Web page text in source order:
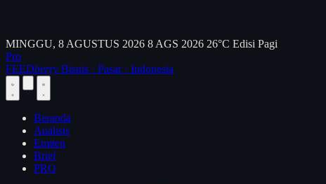
MINGGU, 8 AGUSTUS 2026 8 AGS 2026 26°C Edisi Pagi
Pro
FEEDberry Bisnis · Pasar · Indonesia
Beranda
Analisis
Emiten
Brief
PRO